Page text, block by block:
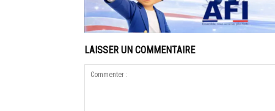
LAISSER UN COMMENTAIRE